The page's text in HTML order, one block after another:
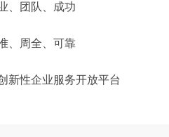
、团队、成功
、周全、可靠
新性企业服务开放平台